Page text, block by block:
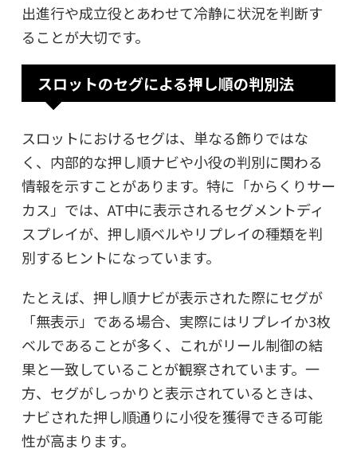
出進行や成立役とあわせて冷静に状況を判断す
ることが大切です。
スロットのセグによる押し順の判別法
スロットにおけるセグは、単なる飾りではな
く、内部的な押し順ナビや小役の判別に関わる
情報を示すことがあります。特に「からくりサー
カス」では、AT中に表示されるセグメントディ
スプレイが、押し順ベルやリプレイの種類を判
別するヒントになっています。
たとえば、押し順ナビが表示された際にセグが
「無表示」である場合、実際にはリプレイか3枚
ベルであることが多く、これがリール制御の結
果と一致していることが観察されています。一
方、セグがしっかりと表示されているときは、
ナビされた押し順通りに小役を獲得できる可能
性が高まります。